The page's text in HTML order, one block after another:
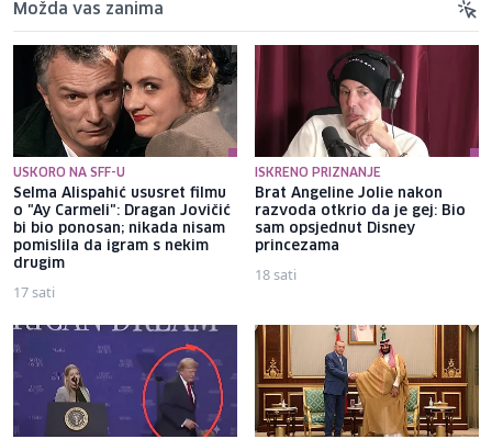
Možda vas zanima
USKORO NA SFF-U
Selma Alispahić ususret filmu
o "Ay Carmeli": Dragan Jovičić
bi bio ponosan; nikada nisam
pomislila da igram s nekim
drugim
17 sati
ISKRENO PRIZNANJE
Brat Angeline Jolie nakon
razvoda otkrio da je gej: Bio
sam opsjednut Disney
princezama
18 sati